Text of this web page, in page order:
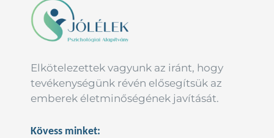
Elkötelezettek vagyunk az iránt, hogy
tevékenységünk révén elősegítsük az
emberek életminőségének javítását.
Kövess minket: